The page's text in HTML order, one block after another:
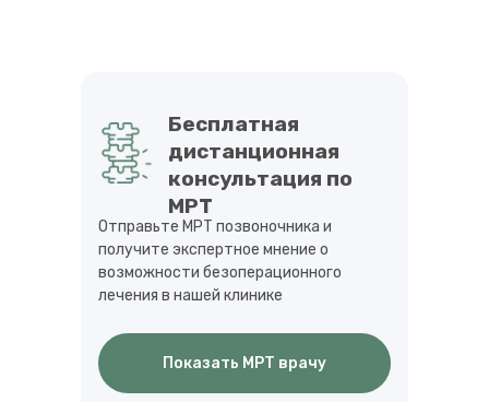
Бесплатная
дистанционная
консультация по
МРТ
Отправьте МРТ позвоночника и
получите экспертное мнение о
возможности безоперационного
лечения в нашей клинике
Показать МРТ врачу